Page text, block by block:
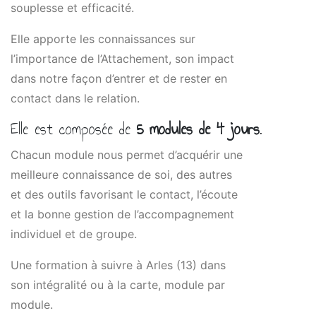
souplesse et efficacité.
Elle apporte les connaissances sur
l’importance de l’Attachement, son impact
dans notre façon d’entrer et de rester en
contact dans le relation.
Elle est composée de 5 modules de 4 jours.
Chacun module nous permet d’acquérir une
meilleure connaissance de soi, des autres
et des outils favorisant le contact, l’écoute
et la bonne gestion de l’accompagnement
individuel et de groupe.
Une formation à suivre à Arles (13) dans
son intégralité ou à la carte, module par
module.